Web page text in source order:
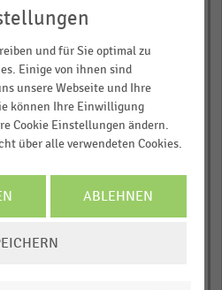
Absatz in Tonnen
0,50 0,75
Daten und Kennzahlen
Statistiken
Excel, PNG, PDF
INFORMIEREN
und für Sie optimal zu
Einige von ihnen sind
unsere Webseite und Ihre
können Ihre Einwilligung
Cookie Einstellungen ändern.
über alle verwendeten Cookies.
ABLEHNEN